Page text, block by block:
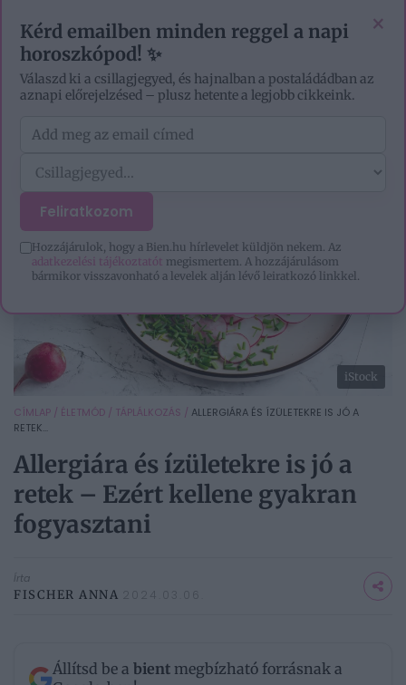
iStock
CÍMLAP / ÉLETMÓD / TÁPLÁLKOZÁS / ALLERGIÁRA ÉS ÍZÜLETEKRE IS JÓ A
RETEK...
Allergiára és ízületekre is jó a
retek – Ezért kellene gyakran
fogyasztani
Írta
FISCHER ANNA 2024.03.06.
Állítsd be a bient megbízható forrásnak a
×
Kérd emailben minden reggel a napi
horoszkópod! ✨
Válaszd ki a csillagjegyed, és hajnalban a postaládádban az
aznapi előrejelzésed – plusz hetente a legjobb cikkeink.
Feliratkozom
Hozzájárulok, hogy a Bien.hu hírlevelet küldjön nekem. Az
adatkezelési tájékoztatót megismertem. A hozzájárulásom
bármikor visszavonható a levelek alján lévő leiratkozó linkkel.